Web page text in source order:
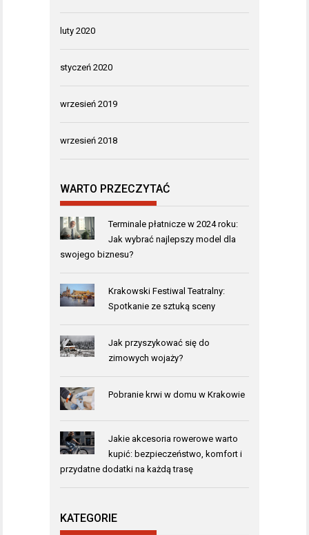
luty 2020
styczeń 2020
wrzesień 2019
wrzesień 2018
WARTO PRZECZYTAĆ
Terminale płatnicze w 2024 roku:
Jak wybrać najlepszy model dla
swojego biznesu?
Krakowski Festiwal Teatralny:
Spotkanie ze sztuką sceny
Jak przyszykować się do
zimowych wojaży?
Pobranie krwi w domu w Krakowie
Jakie akcesoria rowerowe warto
kupić: bezpieczeństwo, komfort i
przydatne dodatki na każdą trasę
KATEGORIE